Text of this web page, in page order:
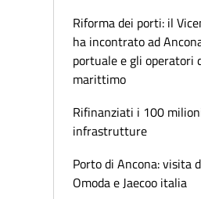
Riforma dei porti: il
ha incontrato ad
portuale e gli operatori
marittimo
Rifinanziati i 100
infrastrutture
Porto di Ancona: visita
Omoda e Jaecoo italia